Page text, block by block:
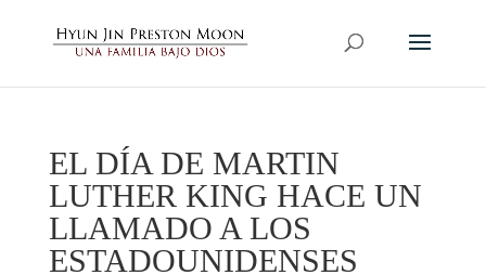
EL DÍA DE MARTIN
LUTHER KING HACE UN
LLAMADO A LOS
ESTADOUNIDENSES